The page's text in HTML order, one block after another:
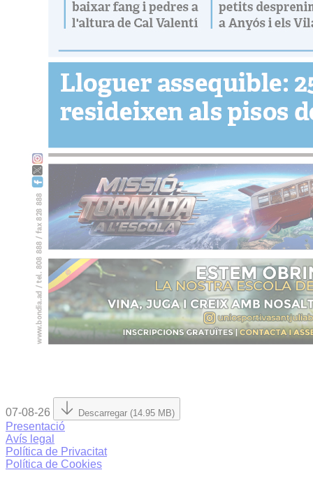
07-08-26 Descarregar (14.95 MB)
Presentació
Avís legal
Política de Privacitat
Política de Cookies